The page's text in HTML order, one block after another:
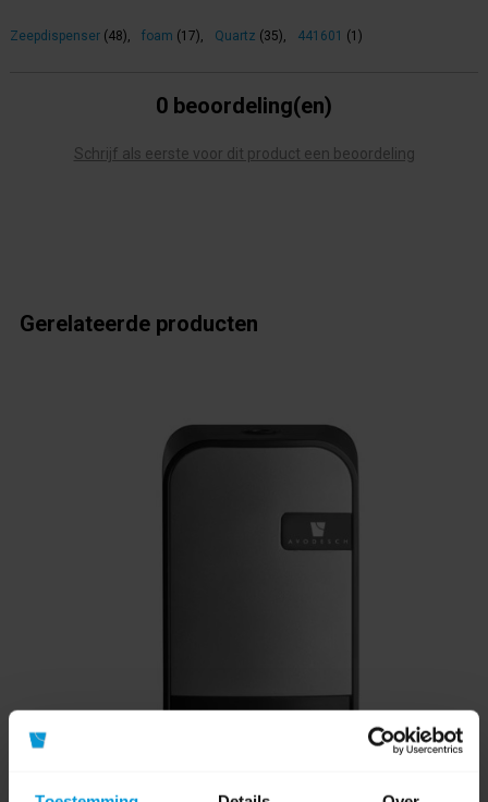
Zeepdispenser (48), foam (17), Quartz (35), 441601 (1)
0 beoordeling(en)
Schrijf als eerste voor dit product een beoordeling
Gerelateerde producten